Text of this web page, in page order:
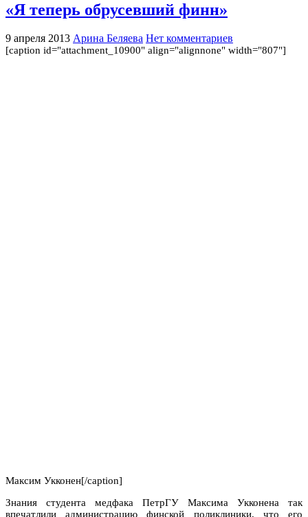
«Я теперь обрусевший финн»
9 апреля 2013 Арина Беляева Нет комментариев
[caption id="attachment_10900" align="alignnone" width="807"]
Максим Укконен[/caption]
Знания студента медфака ПетрГУ Максима Укконена так
впечатлили администрацию финской поликлиники, что его